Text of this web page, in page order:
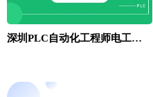
深圳PLC自动化工程师电工基础班